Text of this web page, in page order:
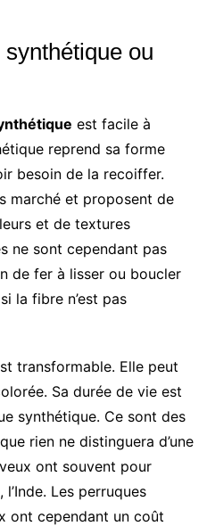
ou
est facile à
reprend sa forme
besoin de la recoiffer.
marché et proposent de
et de textures
ne sont cependant pas
de fer à lisser ou boucler
la fibre n’est pas
transformable. Elle peut
Sa durée de vie est
synthétique. Ce sont des
rien ne distinguera d’une
ont souvent pour
Les perruques
ont cependant un coût